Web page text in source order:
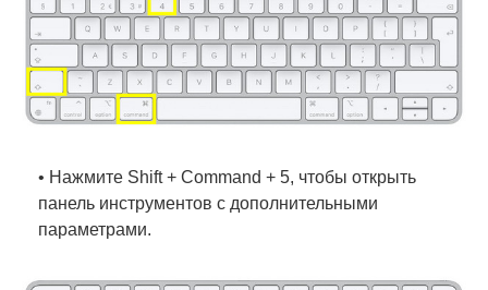
• Нажмите Shift + Command + 5, чтобы открыть
панель инструментов с дополнительными
параметрами.